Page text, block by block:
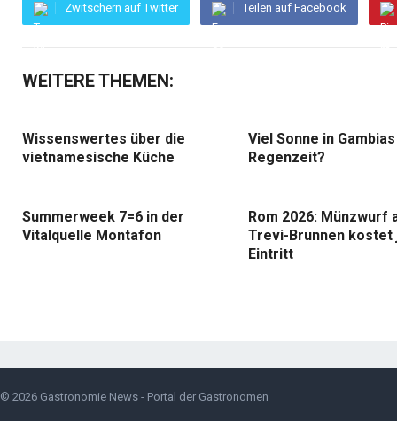
Zwitschern auf Twitter Teilen auf Facebook
WEITERE THEMEN:
Wissenswertes über die
vietnamesische Küche
Viel Sonne in Gambias
Regenzeit?
Summerweek 7=6 in der
Vitalquelle Montafon
Rom 2026: Münzwurf
Trevi-Brunnen
Eintritt
© 2026 Gastronomie News - Portal der Gastronomen